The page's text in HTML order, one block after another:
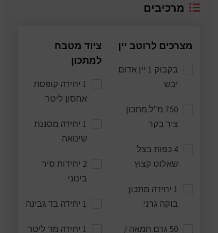
מרכיבים
מצרכים לרוטב יין
בקבוק 1 יין אדום
יבש
750 מ"ל מתכון
ציר בקר
4 כפות בצל
שאלוט קצוץ
1 יחידה מתכון
בוקה גרני
50 גרם חמאה /
ציוד מטבח
למתכון
1 יחידה קופסת
אחסון ליטר
1 יחידה מסננת
שינואה
2 יחידות סיר
בינוני
1 יחידה בד גבינה
1 יחידה מד ליטר